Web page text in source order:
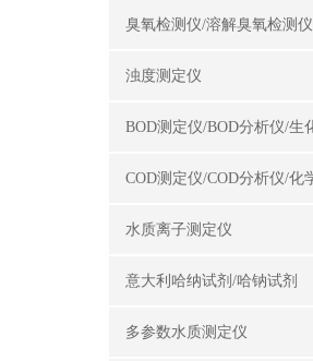
臭氧检测仪/溶解臭氧检测仪
浊度测定仪
水质离子测定仪
意大利哈纳试剂/哈钠试剂
多参数水质测定仪